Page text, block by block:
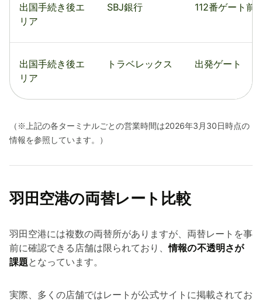
出国手続き後エ
リア
SBJ銀行 112番ゲート前
出国手続き後エ
リア
トラベレックス 出発ゲート
（※上記の各ターミナルごとの営業時間は2026年3月30日時点の
情報を参照しています。）
羽田空港の両替レート比較
羽田空港には複数の両替所がありますが、両替レートを事
前に確認できる店舗は限られており、情報の不透明さが
課題となっています。
実際、多くの店舗ではレートが公式サイトに掲載されてお